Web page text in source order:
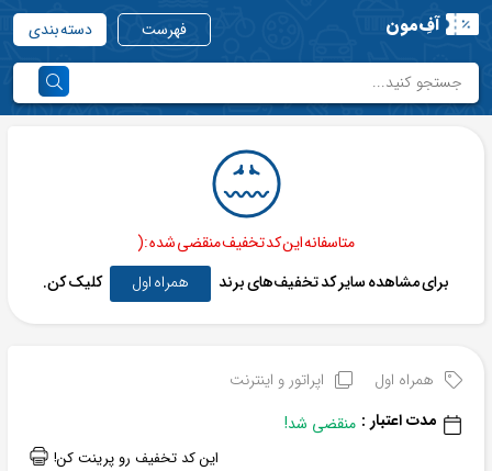
آفِ‌مون فهرست دسته بندی
متاسفانه این کد تخفیف منقضی شده :(
برای مشاهده سایر کد تخفیف‌های برند
همراه اول کلیک کن.
همراه اول
اپراتور و اینترنت
مدت اعتبار : منقضی شد!
این کد تخفیف رو پرینت کن!